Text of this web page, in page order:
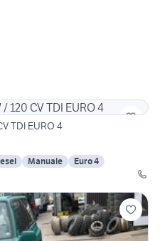
TDI EURO 4
Manuale
Euro 4